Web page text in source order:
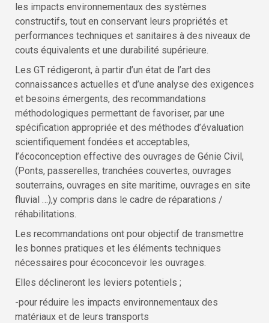
les impacts environnementaux des systèmes
constructifs, tout en conservant leurs propriétés et
performances techniques et sanitaires à des niveaux de
couts équivalents et une durabilité supérieure.
Les GT rédigeront, à partir d’un état de l’art des
connaissances actuelles et d’une analyse des exigences
et besoins émergents, des recommandations
méthodologiques permettant de favoriser, par une
spécification appropriée et des méthodes d’évaluation
scientifiquement fondées et acceptables,
l’écoconception effective des ouvrages de Génie Civil,
(Ponts, passerelles, tranchées couvertes, ouvrages
souterrains, ouvrages en site maritime, ouvrages en site
fluvial …),y compris dans le cadre de réparations /
réhabilitations.
Les recommandations ont pour objectif de transmettre
les bonnes pratiques et les éléments techniques
nécessaires pour écoconcevoir les ouvrages.
Elles déclineront les leviers potentiels ;
-pour réduire les impacts environnementaux des
matériaux et de leurs transports